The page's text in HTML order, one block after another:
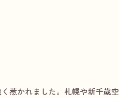
惹かれました。札幌や新千歳空